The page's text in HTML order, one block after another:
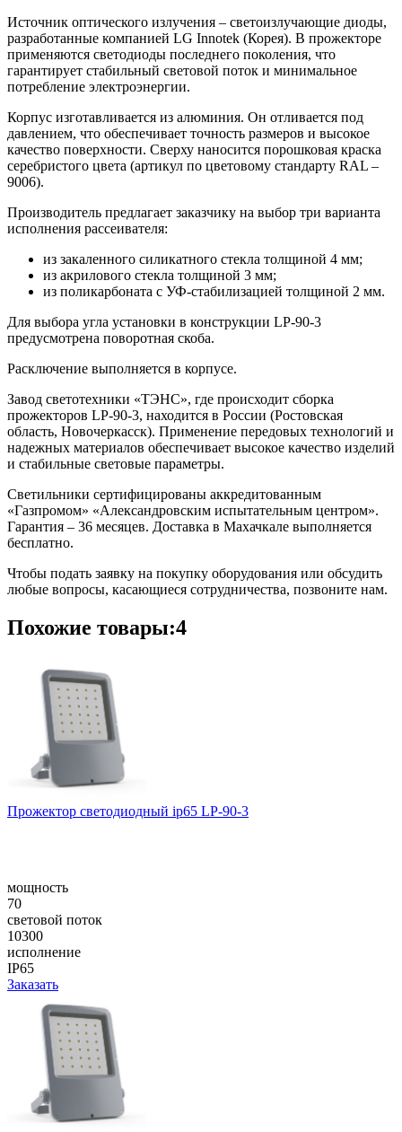
Источник оптического излучения – светоизлучающие диоды,
разработанные компанией LG Innotek (Корея). В прожекторе
применяются светодиоды последнего поколения, что
гарантирует стабильный световой поток и минимальное
потребление электроэнергии.
Корпус изготавливается из алюминия. Он отливается под
давлением, что обеспечивает точность размеров и высокое
качество поверхности. Сверху наносится порошковая краска
серебристого цвета (артикул по цветовому стандарту RAL –
9006).
Производитель предлагает заказчику на выбор три варианта
исполнения рассеивателя:
из закаленного силикатного стекла толщиной 4 мм;
из акрилового стекла толщиной 3 мм;
из поликарбоната с УФ-стабилизацией толщиной 2 мм.
Для выбора угла установки в конструкции LP-90-3
предусмотрена поворотная скоба.
Расключение выполняется в корпусе.
Завод светотехники «ТЭНС», где происходит сборка
прожекторов LP-90-3, находится в России (Ростовская
область, Новочеркасск). Применение передовых технологий и
надежных материалов обеспечивает высокое качество изделий
и стабильные световые параметры.
Светильники сертифицированы аккредитованным
«Газпромом» «Александровским испытательным центром».
Гарантия – 36 месяцев. Доставка в Махачкале выполняется
бесплатно.
Чтобы подать заявку на покупку оборудования или обсудить
любые вопросы, касающиеся сотрудничества, позвоните нам.
Похожие товары:4
Прожектор светодиодный ip65 LP-90-3
мощность
70
световой поток
10300
исполнение
IP65
Заказать